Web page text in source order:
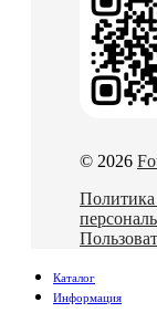
© 2026
Каталог
Информация